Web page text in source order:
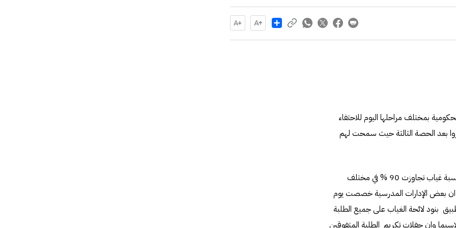
Share
بمختلف مراحلها اليوم للاحتفاء
بعد الحصة الثالثة حيث سمحت لهم
واشار مصادر تربوية الى ان المدارس سجلت صباح اليوم اعلى نسبة غياب تجاوزت 90 % في مختلف
ان بعض الإدارات المدرسية خصصت يوم
بنود لائحة الغياب على جميع الطلبة
وان حفلات تكريم الطلبة المتفوقين